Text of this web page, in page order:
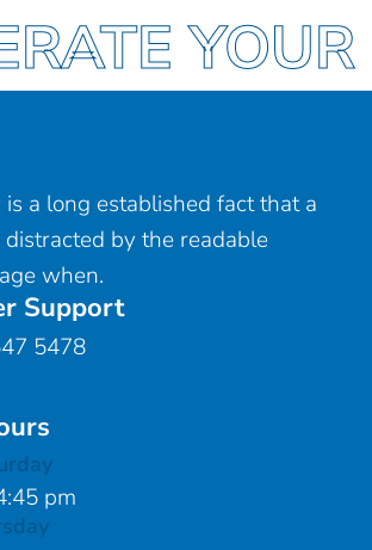
a long established fact that a
by the readable
when.
Support​
5478
pm